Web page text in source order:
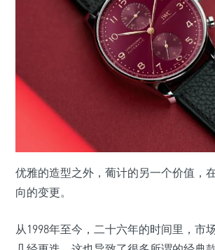
优雅的造型之外，葡计的另一个价值，
向的变更。
从1998年至今，二十六年的时间里，市